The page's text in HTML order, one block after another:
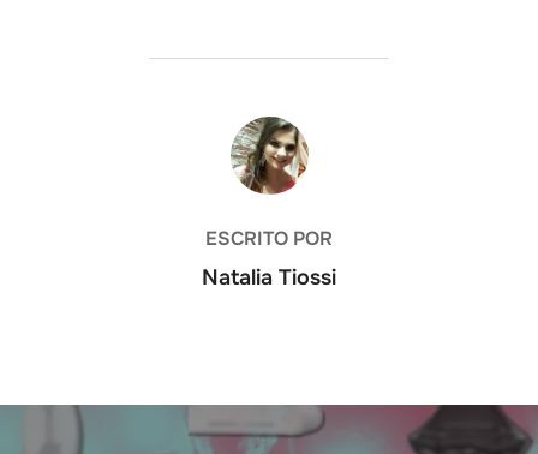
AUTOR DO POST
ESCRITO POR
Natalia Tiossi
Navegação